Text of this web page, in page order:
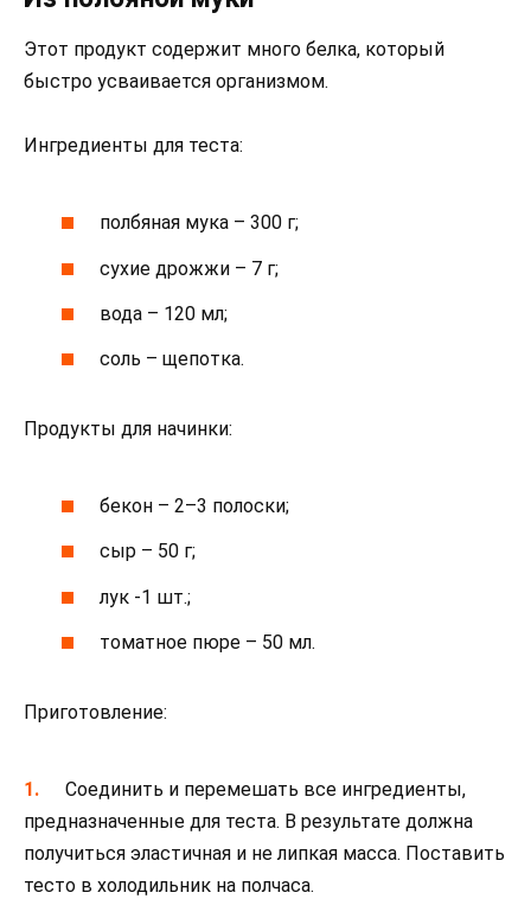
Этот продукт содержит много белка, который
быстро усваивается организмом.
Ингредиенты для теста:
полбяная мука – 300 г;
сухие дрожжи – 7 г;
вода – 120 мл;
соль – щепотка.
Продукты для начинки:
бекон – 2–3 полоски;
сыр – 50 г;
лук -1 шт.;
томатное пюре – 50 мл.
Приготовление:
Соединить и перемешать все ингредиенты,
предназначенные для теста. В результате должна
получиться эластичная и не липкая масса. Поставить
тесто в холодильник на полчаса.